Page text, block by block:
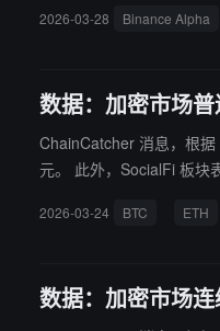
2026-03-28 Binance Alpha
数据：加密市场
ChainCatcher 消息，根
元。 此外，SocialFi 板块表现突出，上涨 4.61%，板块内，Chiliz（CHZ）、Toncoin（TON）分别上涨 2.15%、5.59%。表现亮眼的板块还包括：PayFi 板块 24 小时上涨 1.79%，板块内，Dash（DASH）
方面，Layer2 板块下跌
2026-03-24 BTC ETH
数据：加密市场